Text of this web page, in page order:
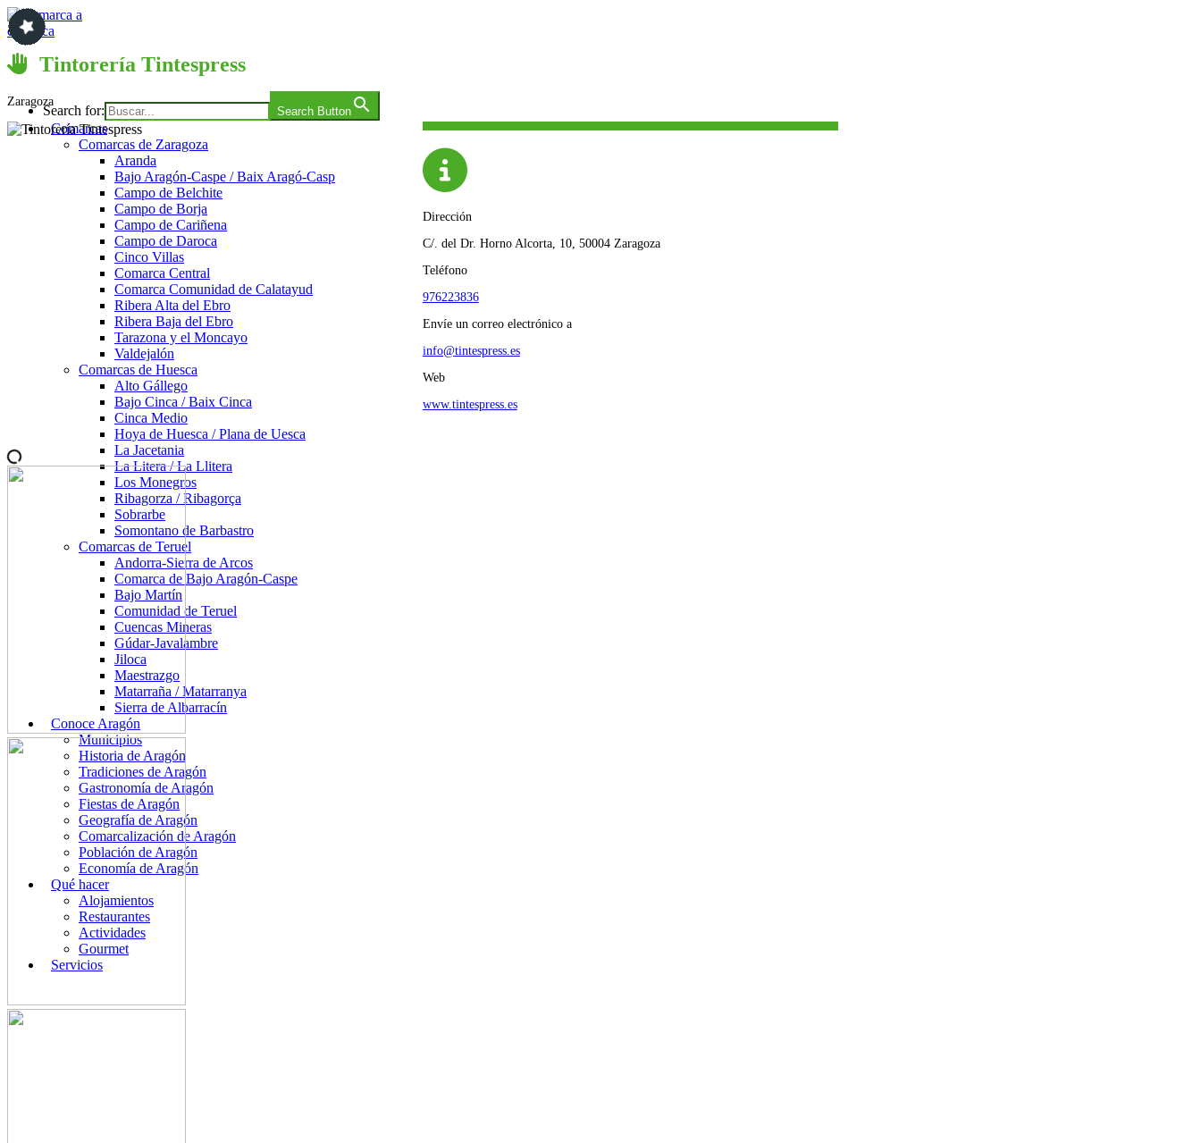
Saltar
al
contenido
Comarca a comarca
Search for: Search Button
Comarcas
Comarcas de Zaragoza
Aranda
Bajo Aragón-Caspe / Baix Aragó-Casp
Campo de Belchite
Campo de Borja
Campo de Cariñena
Campo de Daroca
Cinco Villas
Comarca Central
Comarca Comunidad de Calatayud
Ribera Alta del Ebro
Ribera Baja del Ebro
Tarazona y el Moncayo
Valdejalón
Comarcas de Huesca
Alto Gállego
Bajo Cinca / Baix Cinca
Cinca Medio
Hoya de Huesca / Plana de Uesca
La Jacetania
La Litera / La Llitera
Los Monegros
Ribagorza / Ribagorça
Sobrarbe
Somontano de Barbastro
Comarcas de Teruel
Andorra-Sierra de Arcos
Comarca de Bajo Aragón-Caspe
Bajo Martín
Comunidad de Teruel
Cuencas Mineras
Gúdar-Javalambre
Jiloca
Maestrazgo
Matarraña / Matarranya
Sierra de Albarracín
Conoce Aragón
Municipios
Historia de Aragón
Tradiciones de Aragón
Gastronomía de Aragón
Fiestas de Aragón
Geografía de Aragón
Comarcalización de Aragón
Población de Aragón
Economía de Aragón
Qué hacer
Alojamientos
Restaurantes
Actividades
Gourmet
Servicios
Tintorería Tintespress
Zaragoza
Dirección
C/. del Dr. Horno Alcorta, 10, 50004 Zaragoza
Teléfono
976223836
Envíe un correo electrónico a
info@tintespress.es
Web
www.tintespress.es